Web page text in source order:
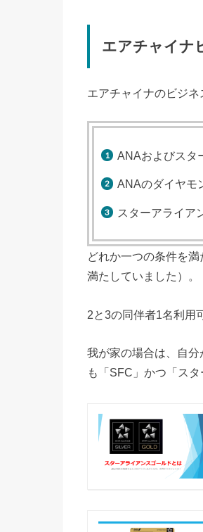
エアチャイナ
エアチャイナのビジネ
ANAおよびスタ
ANAのダイヤモ
スターアライア
どれか一つの条件を
満たしていました）。
2と3の同伴者1名利用
我が家の場合は、自
も「SFC」かつ「ス